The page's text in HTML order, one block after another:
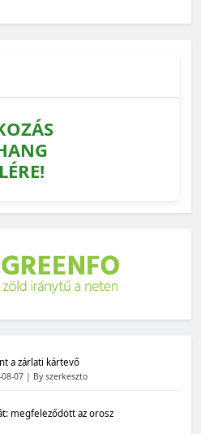
a zárlati kártevő
07 By szerkeszto
megfeleződött az orosz